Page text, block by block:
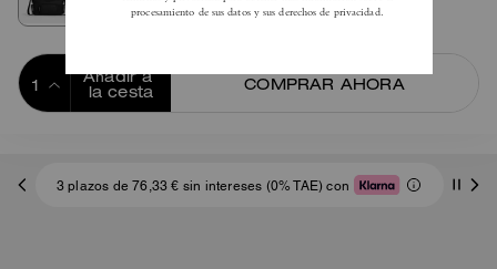
Añadir a
la cesta
COMPRAR AHORA
3 plazos de 76,33 € sin intereses (0% TAE) con